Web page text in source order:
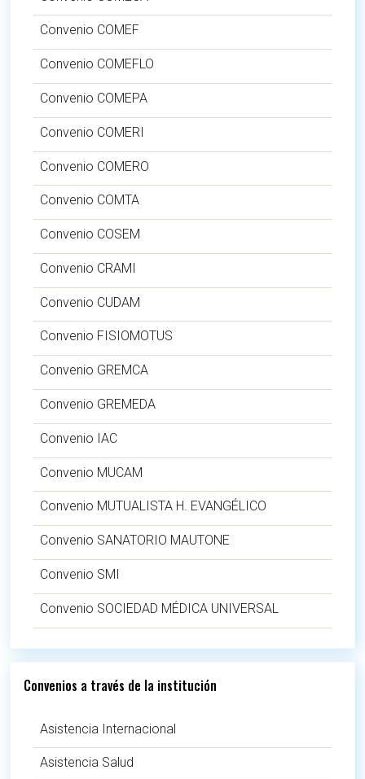
Convenio COMEF
Convenio COMEFLO
Convenio COMEPA
Convenio COMERI
Convenio COMERO
Convenio COMTA
Convenio COSEM
Convenio CRAMI
Convenio CUDAM
Convenio FISIOMOTUS
Convenio GREMCA
Convenio GREMEDA
Convenio IAC
Convenio MUCAM
Convenio MUTUALISTA H. EVANGÉLICO
Convenio SANATORIO MAUTONE
Convenio SMI
Convenio SOCIEDAD MÉDICA UNIVERSAL
Convenios a través de la institución
Asistencia Internacional
Asistencia Salud